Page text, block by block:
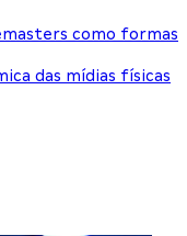
como formas
das mídias físicas